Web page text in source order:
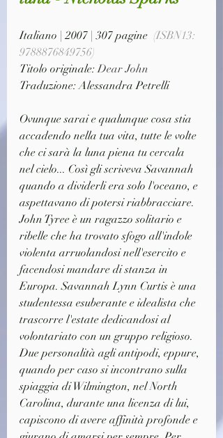
Italiano | 2007 | 307 pagine (ISBN13:
9788876849756)
Titolo originale: Dear John
Traduzione: Alessandra Petrelli
Ovunque sarai e qualunque cosa stia
accadendo nella tua vita, tutte le volte
che ci sarà la luna piena tu cercala
nel cielo... Così gli scriveva Savannah
quando a dividerli era solo l'oceano, e
aspettavano di potersi riabbracciare.
John Tyree è un ragazzo solitario e
ribelle che ha trovato sfogo all'indole
violenta arruolandosi nell'esercito e
facendosi mandare di stanza in
Europa. Savannah Lynn Curtis è una
studentessa esuberante e idealista che
trascorre l'estate dedicandosi al
volontariato con un gruppo religioso.
Due personalità agli antipodi, eppure,
quando per caso si incontrano sulla
spiaggia di Wilmington, nel North
Carolina, durante una licenza di lui,
capiscono di avere affinità profonde e